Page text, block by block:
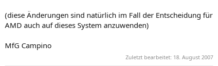
(diese Änderungen sind natürlich im Fall der Entscheidung für
AMD auch auf dieses System anzuwenden)
MfG Campino
Zuletzt bearbeitet: 18. August 2007